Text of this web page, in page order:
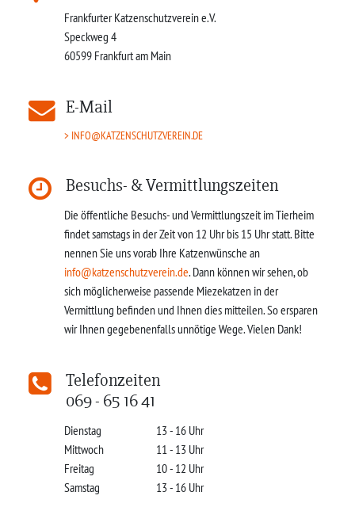
Frankfurter Katzenschutzverein e.V.
Speckweg 4
60599 Frankfurt am Main
E-Mail
INFO@KATZENSCHUTZVEREIN.DE
Besuchs- & Vermittlungszeiten
Die öffentliche Besuchs- und Vermittlungszeit im Tierheim
findet samstags in der Zeit von 12 Uhr bis 15 Uhr statt. Bitte
nennen Sie uns vorab Ihre Katzenwünsche an
info@katzenschutzverein.de. Dann können wir sehen, ob
sich möglicherweise passende Miezekatzen in der
Vermittlung befinden und Ihnen dies mitteilen. So ersparen
wir Ihnen gegebenenfalls unnötige Wege. Vielen Dank!
Telefonzeiten
069 - 65 16 41
Dienstag
13 - 16 Uhr
Mittwoch
11 - 13 Uhr
Freitag
10 - 12 Uhr
Samstag
13 - 16 Uhr